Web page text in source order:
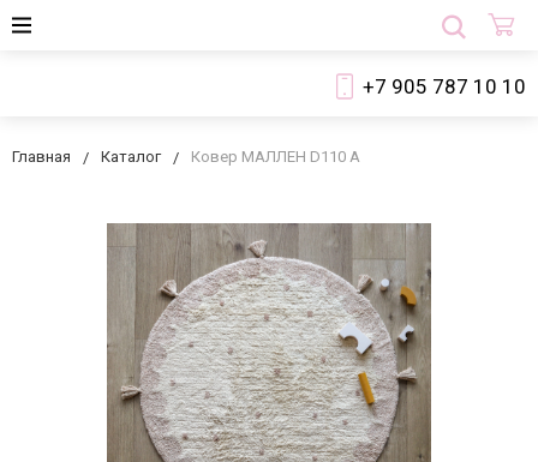
+7 905 787 10 10
Главная Каталог Ковер МАЛЛЕН D110 А